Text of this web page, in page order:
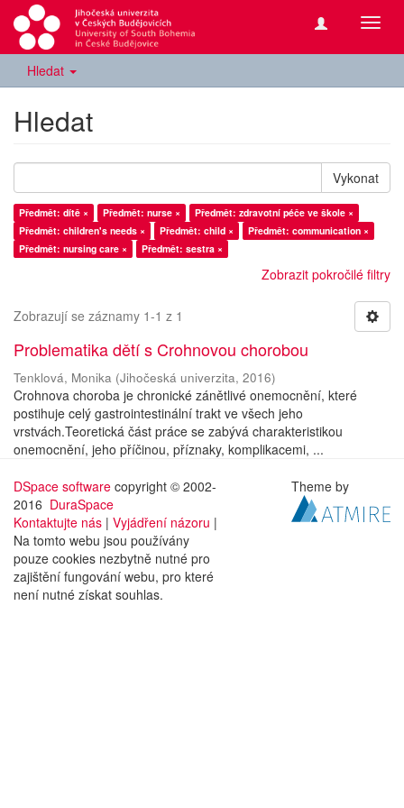
Hledat
Hledat
Vykonat
Předmět: dítě × Předmět: nurse ×
Předmět: zdravotní péče ve škole ×
Předmět: children's needs ×
Předmět: child ×
Předmět: communication ×
Předmět: nursing care ×
Předmět: sestra ×
Zobrazit pokročilé filtry
Zobrazují se záznamy 1-1 z 1
Problematika dětí s Crohnovou chorobou
Tenklová, Monika (Jihočeská univerzita, 2016)
Crohnova choroba je chronické zánětlivé onemocnění, které
postihuje celý gastrointestinální trakt ve všech jeho
vrstvách.Teoretická část práce se zabývá charakteristikou
onemocnění, jeho příčinou, příznaky, komplikacemi, ...
DSpace software copyright © 2002-
2016 DuraSpace
Kontaktujte nás | Vyjádření názoru |
Na tomto webu jsou používány
pouze cookies nezbytně nutné pro
zajištění fungování webu, pro které
není nutné získat souhlas.
Theme by